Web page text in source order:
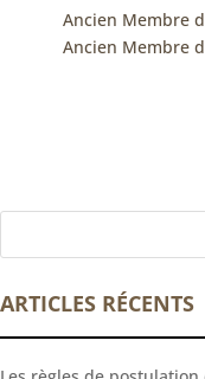
Ancien Membre
Ancien Membre
ARTICLES RÉCENTS